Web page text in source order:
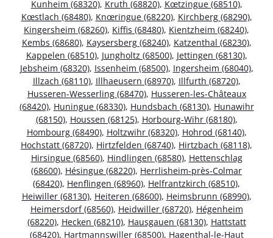
Kunheim (68320), Kruth (68820), Kœtzingue (68510),
Kœstlach (68480), Knœringue (68220), Kirchberg (68290),
Kingersheim (68260), Kiffis (68480), Kientzheim (68240),
Kembs (68680), Kaysersberg (68240), Katzenthal (68230),
Kappelen (68510), Jungholtz (68500), Jettingen (68130),
Jebsheim (68320), Issenheim (68500), Ingersheim (68040),
Illzach (68110), Illhaeusern (68970), Illfurth (68720),
Husseren-Wesserling (68470), Husseren-les-Châteaux
(68420), Huningue (68330), Hundsbach (68130), Hunawihr
(68150), Houssen (68125), Horbourg-Wihr (68180),
Hombourg (68490), Holtzwihr (68320), Hohrod (68140),
Hochstatt (68720), Hirtzfelden (68740), Hirtzbach (68118),
Hirsingue (68560), Hindlingen (68580), Hettenschlag
(68600), Hésingue (68220), Herrlisheim-près-Colmar
(68420), Henflingen (68960), Helfrantzkirch (68510),
Heiwiller (68130), Heiteren (68600), Heimsbrunn (68990),
Heimersdorf (68560), Heidwiller (68720), Hégenheim
(68220), Hecken (68210), Hausgauen (68130), Hattstatt
(68420), Hartmannswiller (68500), Hagenthal-le-Haut